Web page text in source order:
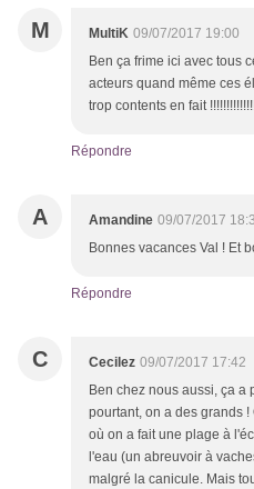
M MultiK 09/07/2017 19:00
Ben ça frime ici avec tous
acteurs quand même ces
trop contents en fait
Répondre
A Amandine 09/07/2017
Bonnes vacances Val ! Et
Répondre
C Cecilez 09/07/2017 17:42
Ben chez nous aussi, ça a
pourtant, on a des grands
où on a fait une plage à
l'eau (un abreuvoir à
malgré la canicule. Mais